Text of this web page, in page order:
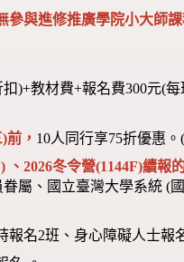
參與進修推廣學院小大師
)+教材費+報名費300元(每
前， 10人同行享75折優惠
、2026冬令營(1144F)續報
屬、國立臺灣大學系統 (
報名2班、身心障礙人士